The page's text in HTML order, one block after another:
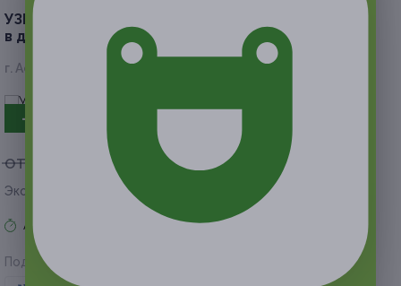
УЗИ на выбор для мужчин, женщин или детей
в диагностическом центре «Сонар».Скидка 50%
г. Астрахань, ул. Нововосточная, д. 8
- 50%
от 400 руб. от 200 руб.
Экономия от 200 руб.
Акция завершена
Поделиться с друзьями